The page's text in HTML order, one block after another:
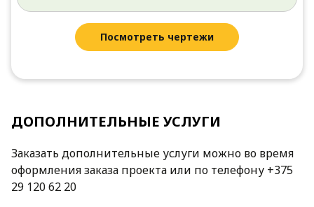
Посмотреть чертежи
ДОПОЛНИТЕЛЬНЫЕ УСЛУГИ
Заказать дополнительные услуги можно во время
оформления заказа проекта или по телефону +375
29 120 62 20